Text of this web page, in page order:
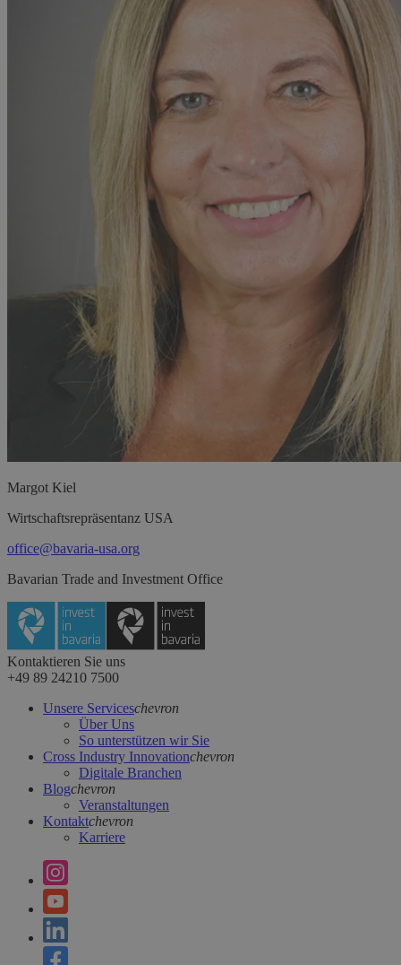
Margot Kiel
Wirtschaftsrepräsentanz USA
office@bavaria-usa.org
Bavarian Trade and Investment Office
Kontaktieren Sie uns
+49 89 24210 7500
Unsere Serviceschevron
Über Uns
So unterstützen wir Sie
Cross Industry Innovationchevron
Digitale Branchen
Blogchevron
Veranstaltungen
Kontaktchevron
Karriere